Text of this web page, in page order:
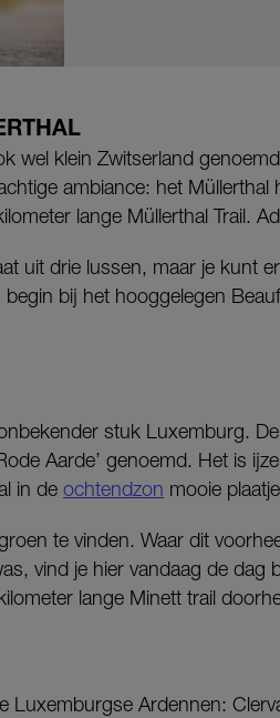
wel klein Zwitserland
ambiance: het
lange Müllerthal Trail.
uit drie lussen, maar je kunt
begin bij het hooggelegen
stuk Luxemburg.
Aarde’ genoemd. Het is
in de ochtendzon mooie
te vinden. Waar dit
vind je hier vandaag de
lange Minett trail
Luxemburgse Ardennen: